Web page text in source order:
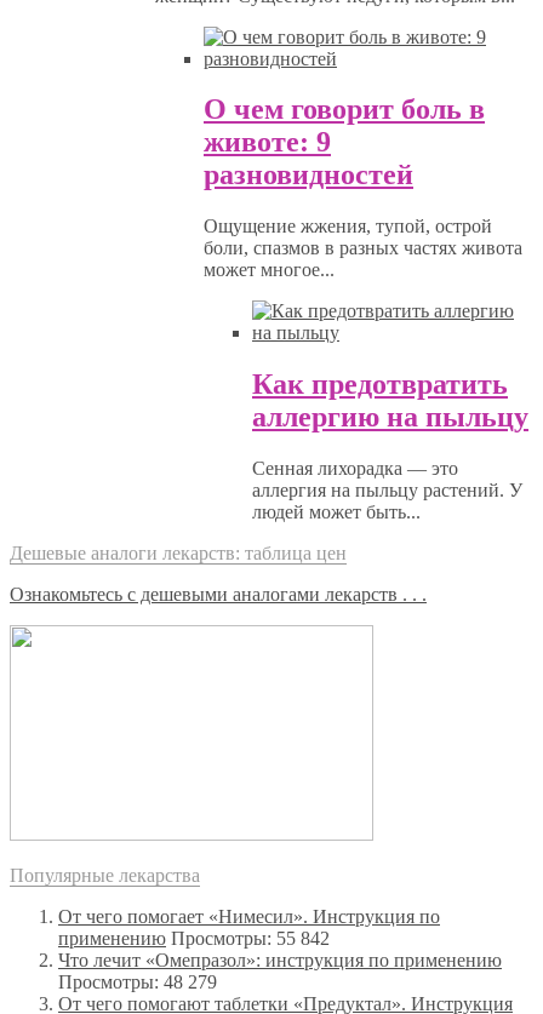
О чем говорит боль в
животе: 9
разновидностей
Ощущение жжения, тупой, острой
боли, спазмов в разных частях живота
может многое...
Как предотвратить
аллергию на пыльцу
Сенная лихорадка — это
аллергия на пыльцу растений. У
людей может быть...
Дешевые аналоги лекарств: таблица цен
Ознакомьтесь с дешевыми аналогами лекарств . . .
Популярные лекарства
От чего помогает «Нимесил». Инструкция по
применению Просмотры: 55 842
Что лечит «Омепразол»: инструкция по применению
Просмотры: 48 279
От чего помогают таблетки «Предуктал». Инструкция